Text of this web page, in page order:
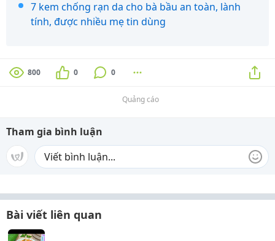
7 kem chống rạn da cho bà bầu an toàn, lành
tính, được nhiều mẹ tin dùng
800 0 0
Quảng cáo
Tham gia bình luận
Bài viết liên quan